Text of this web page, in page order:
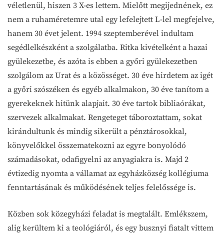
véletlenül, hiszen 3 X-es lettem. Mielőtt megijednének, ez
nem a ruhaméretemre utal egy lefelejtett L-lel megfejelve,
hanem 30 évet jelent. 1994 szeptemberével indultam
segédlelkészként a szolgálatba. Ritka kivételként a hazai
gyülekezetbe, és azóta is ebben a győri gyülekezetben
szolgálom az Urat és a közösséget. 30 éve hirdetem az igét
a győri szószéken és egyéb alkalmakon, 30 éve tanítom a
gyerekeknek hitünk alapjait. 30 éve tartok bibliaórákat,
szervezek alkalmakat. Rengeteget táboroztattam, sokat
kirándultunk és mindig sikerült a pénztárosokkal,
könyvelőkkel összematekozni az egyre bonyolódó
számadásokat, odafigyelni az anyagiakra is. Majd 2
évtizedig nyomta a vállamat az egyházközség kollégiuma
fenntartásának és működésének teljes felelőssége is.
Közben sok közegyházi feladat is megtalált. Emlékszem,
alig kerültem ki a teológiáról, és egy busznyi fiatalt vittem